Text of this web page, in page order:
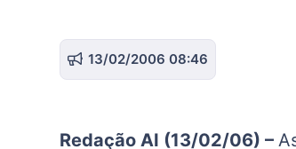
13/02/2006 08:46
Redação AI (13/02/06) –